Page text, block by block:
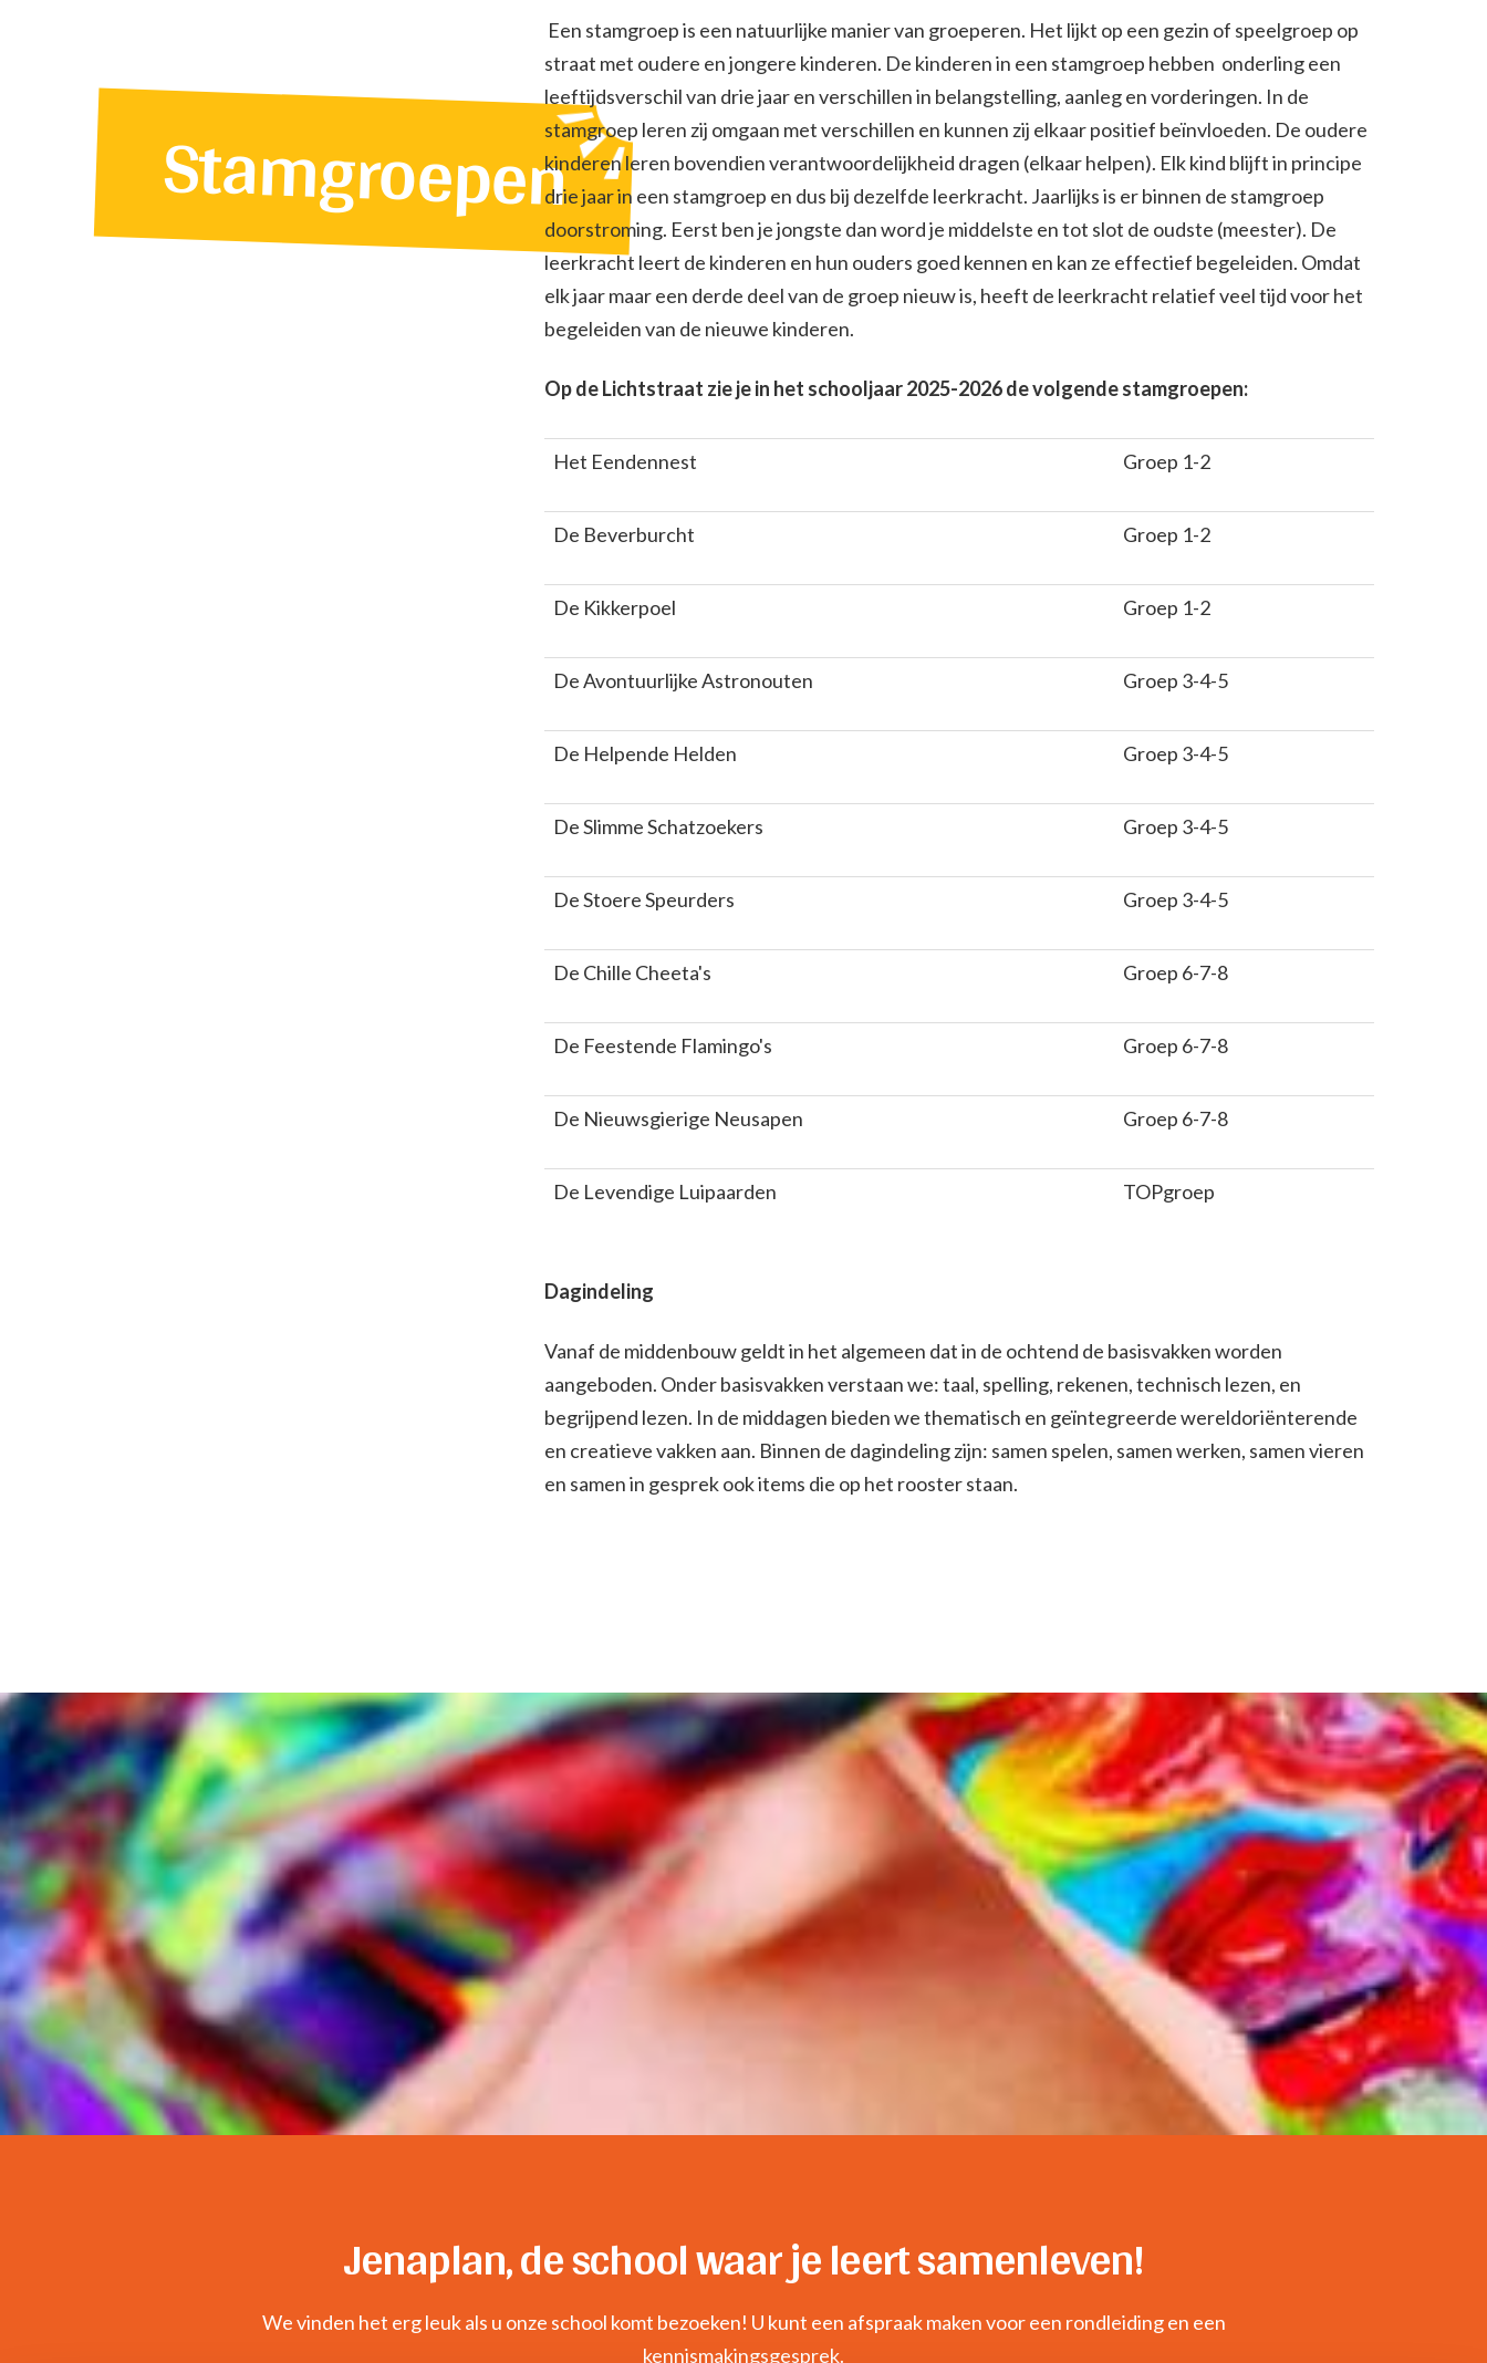
Stamgroepen
Een stamgroep is een natuurlijke manier van groeperen. Het lijkt op een gezin of speelgroep op
straat met oudere en jongere kinderen. De kinderen in een stamgroep hebben onderling een
leeftijdsverschil van drie jaar en verschillen in belangstelling, aanleg en vorderingen. In de
stamgroep leren zij omgaan met verschillen en kunnen zij elkaar positief beïnvloeden. De oudere
kinderen leren bovendien verantwoordelijkheid dragen (elkaar helpen). Elk kind blijft in principe
drie jaar in een stamgroep en dus bij dezelfde leerkracht. Jaarlijks is er binnen de stamgroep
doorstroming. Eerst ben je jongste dan word je middelste en tot slot de oudste (meester). De
leerkracht leert de kinderen en hun ouders goed kennen en kan ze effectief begeleiden. Omdat
elk jaar maar een derde deel van de groep nieuw is, heeft de leerkracht relatief veel tijd voor het
begeleiden van de nieuwe kinderen.
Op de Lichtstraat zie je in het schooljaar 2025-2026 de volgende stamgroepen:
Het Eendennest Groep 1-2
De Beverburcht Groep 1-2
De Kikkerpoel Groep 1-2
De Avontuurlijke Astronouten Groep 3-4-5
De Helpende Helden Groep 3-4-5
De Slimme Schatzoekers Groep 3-4-5
De Stoere Speurders Groep 3-4-5
De Chille Cheeta's Groep 6-7-8
De Feestende Flamingo's Groep 6-7-8
De Nieuwsgierige Neusapen Groep 6-7-8
De Levendige Luipaarden TOPgroep
Dagindeling
Vanaf de middenbouw geldt in het algemeen dat in de ochtend de basisvakken worden
aangeboden. Onder basisvakken verstaan we: taal, spelling, rekenen, technisch lezen, en
begrijpend lezen. In de middagen bieden we thematisch en geïntegreerde wereldoriënterende
en creatieve vakken aan. Binnen de dagindeling zijn: samen spelen, samen werken, samen vieren
en samen in gesprek ook items die op het rooster staan.
Jenaplan, de school waar je leert samenleven!
We vinden het erg leuk als u onze school komt bezoeken! U kunt een afspraak maken voor een rondleiding en een
kennismakingsgesprek.